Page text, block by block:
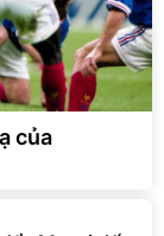
của